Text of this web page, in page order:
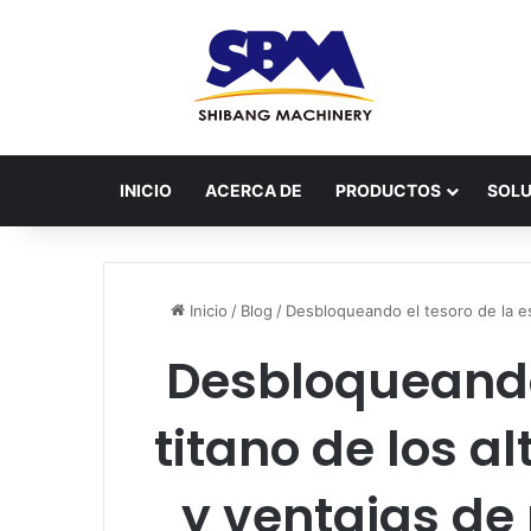
INICIO ACERCA DE PRODUCTOS
Inicio / Blog / Desbloqueando el tesoro de la
titano de los
y ventajas de